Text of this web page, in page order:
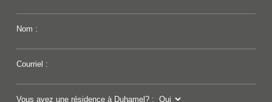
Nom :
Courriel :
Vous avez une résidence à Duhamel? :